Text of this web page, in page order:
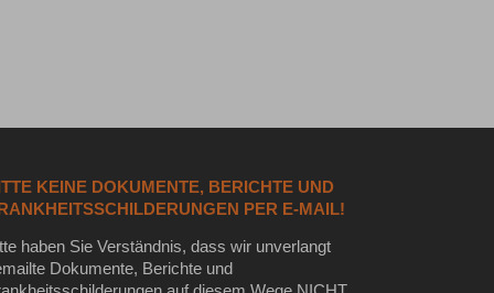
KEINE DOKUMENTE, BERICHTE UND
PER E-MAIL!
haben Sie Verständnis, dass wir unverlangt
Dokumente, Berichte und